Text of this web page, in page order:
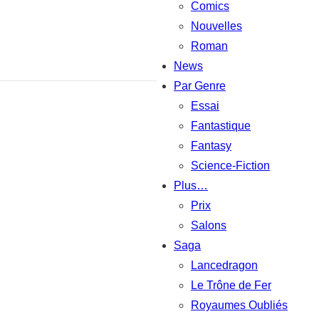
Comics
Nouvelles
Roman
News
Par Genre
Essai
Fantastique
Fantasy
Science-Fiction
Plus…
Prix
Salons
Saga
Lancedragon
Le Trône de Fer
Royaumes Oubliés